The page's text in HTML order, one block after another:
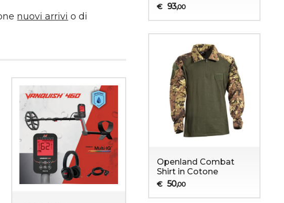
nuovi arrivi o di
€ 93,00
Openland Combat
Shirt in Cotone
€ 50,00